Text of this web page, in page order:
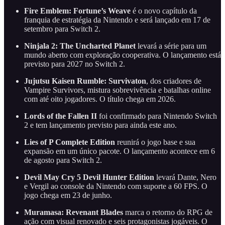
Fire Emblem: Fortune’s Weave é o novo capítulo da
franquia de estratégia da Nintendo e será lançado em 17 de
setembro para Switch 2.
Ninjala 2: The Uncharted Planet levará a série para um
mundo aberto com exploração cooperativa. O lançamento está
previsto para 2027 no Switch 2.
Jujutsu Kaisen Rumble: Survivaton, dos criadores de
Vampire Survivors, mistura sobrevivência e batalhas online
com até oito jogadores. O título chega em 2026.
Lords of the Fallen II foi confirmado para Nintendo Switch
2 e tem lançamento previsto para ainda este ano.
Lies of P Complete Edition reunirá o jogo base e sua
expansão em um único pacote. O lançamento acontece em 6
de agosto para Switch 2.
Devil May Cry 5 Devil Hunter Edition levará Dante, Nero
e Vergil ao console da Nintendo com suporte a 60 FPS. O
jogo chega em 23 de junho.
Muramasa: Revenant Blades marca o retorno do RPG de
ação com visual renovado e seis protagonistas jogáveis. O